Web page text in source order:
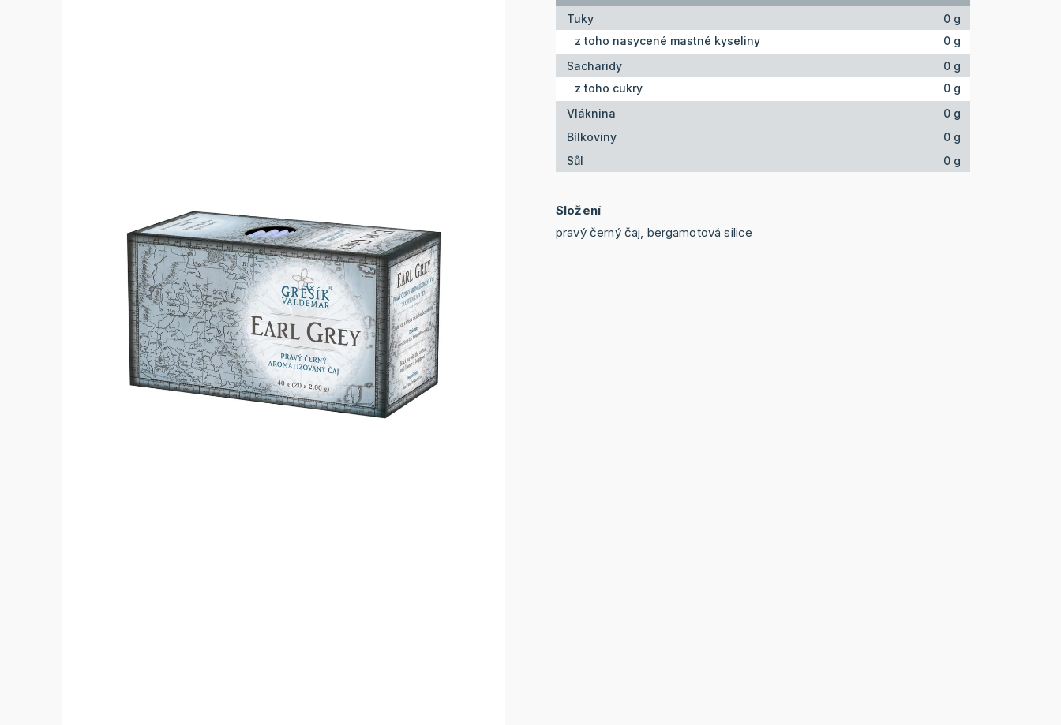
Tuky
0 g
z toho nasycené mastné kyseliny
0 g
Sacharidy
0 g
z toho cukry
0 g
Vláknina
0 g
Bílkoviny
0 g
Sůl
0 g
Složení
pravý černý čaj, bergamotová silice